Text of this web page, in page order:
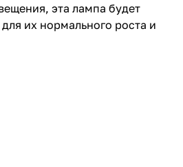
эта лампа будет
их нормального роста и